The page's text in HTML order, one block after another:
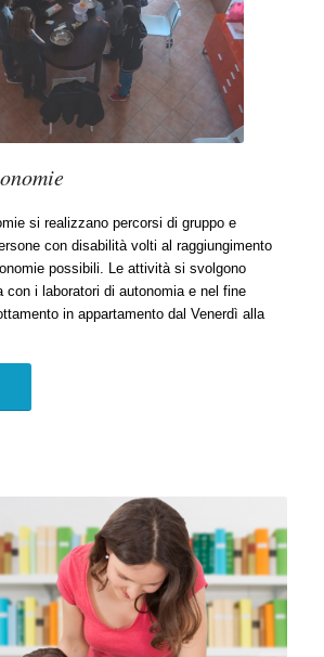
si realizzano percorsi di gruppo e
con disabilità volti al raggiungimento
possibili. Le attività si svolgono
con i laboratori di autonomia e nel fine
in appartamento dal Venerdì alla